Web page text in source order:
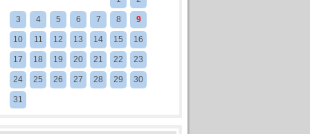
3 4 5 6 7 8 9
10 11 12 13 14 15 16
17 18 19 20 21 22 23
24 25 26 27 28 29 30
31